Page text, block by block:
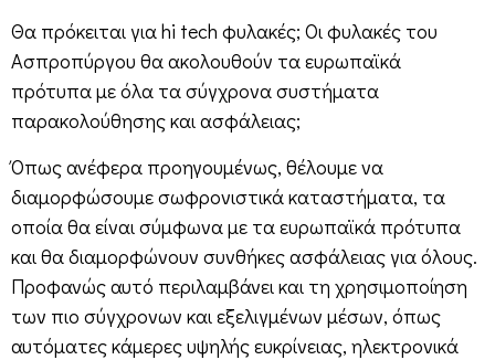
Θα πρόκειται για hi tech φυλακές; Οι φυλακές του
Ασπροπύργου θα ακολουθούν τα ευρωπαϊκά
πρότυπα με όλα τα σύγχρονα συστήματα
παρακολούθησης και ασφάλειας;
Όπως ανέφερα προηγουμένως, θέλουμε να
διαμορφώσουμε σωφρονιστικά καταστήματα, τα
οποία θα είναι σύμφωνα με τα ευρωπαϊκά πρότυπα
και θα διαμορφώνουν συνθήκες ασφάλειας για όλους.
Προφανώς αυτό περιλαμβάνει και τη χρησιμοποίηση
των πιο σύγχρονων και εξελιγμένων μέσων, όπως
αυτόματες κάμερες υψηλής ευκρίνειας, ηλεκτρονικά